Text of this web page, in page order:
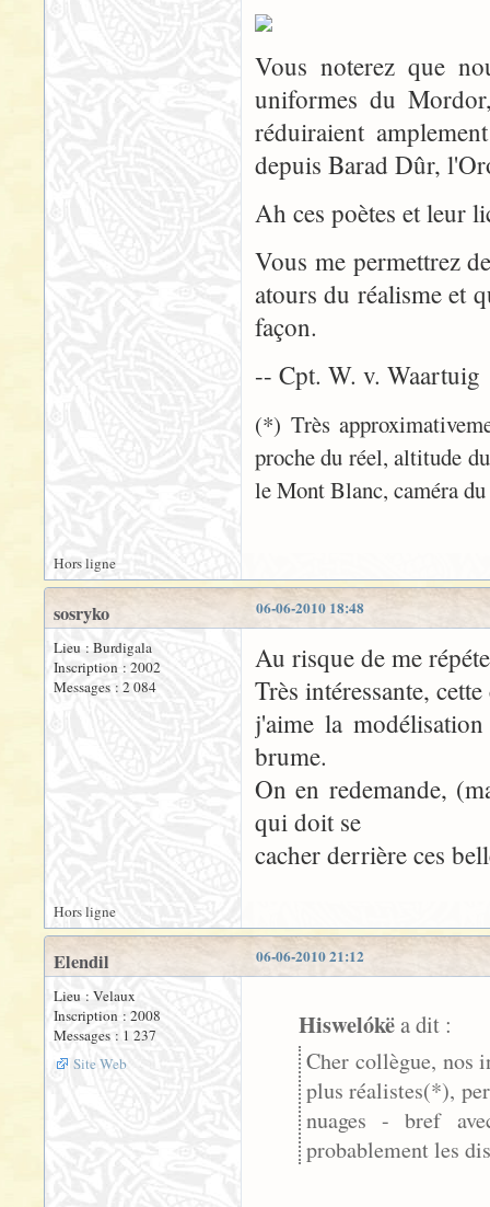
Vous noterez que
uniformes du
réduiraient
depuis Barad Dûr,
Ah ces poètes et leur
Vous me permettrez
atours du réalisme et
façon.
-- Cpt. W. v. Waartuig
(*) Très
proche du réel, altitude
le Mont Blanc, caméra
Hors ligne
06-06-2010 18:48
sosryko
Lieu : Burdigala
Inscription : 2002
Messages : 2 084
Au risque de me
Très intéressante,
j'aime la
brume.
On en redemande,
qui doit se
cacher derrière ces
Hors ligne
06-06-2010 21:12
Elendil
Lieu : Velaux
Inscription : 2008
Messages : 1 237
Site Web
Hiswelókëa dit :
Cher collègue, nos
plus réalistes(*),
nuages - bref
probablement les